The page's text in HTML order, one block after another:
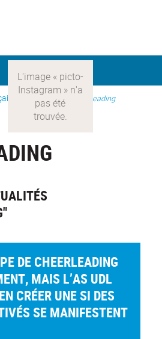
> Les sports > Cheerleading
DE CHEERLEADING
MAIS L’AS UDL
CRÉER UNE SI DES
SE MANIFESTENT